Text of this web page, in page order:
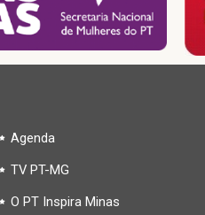
Agenda
TV PT-MG
O PT Inspira Minas